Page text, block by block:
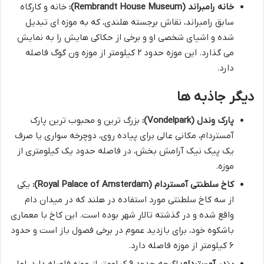
خانه رامبراند (Rembrandt House Museum):
خانه و کارگاه
سابق رامبراند، نقاش برجسته هلندی، که به موزه ای تبدیل
شده و اشیای شخصی او و برخی از حکاکی هایش را به نمایش
می گذارد. این موزه حدود ۲ کیلومتر از موزه ون گوگ فاصله
دارد.
دیگر جاذبه ها
پارک وندل (Vondelpark):
بزرگ ترین و محبوب ترین پارک
آمستردام، مکانی عالی برای پیاده روی، دوچرخه سواری یا صرف
یک پیک نیک آرامش بخش، در فاصله حدود یک کیلومتری از
موزه.
کاخ سلطنتی آمستردام (Royal Palace of Amsterdam):
یکی
از سه کاخ سلطنتی مورد استفاده در هلند که در میدان دام
واقع شده و در گذشته تالار شهر بوده است. این کاخ با معماری
باشکوه خود، برای بازدید عموم در برخی فصول باز است و حدود
۶ کیلومتر از موزه فاصله دارد.